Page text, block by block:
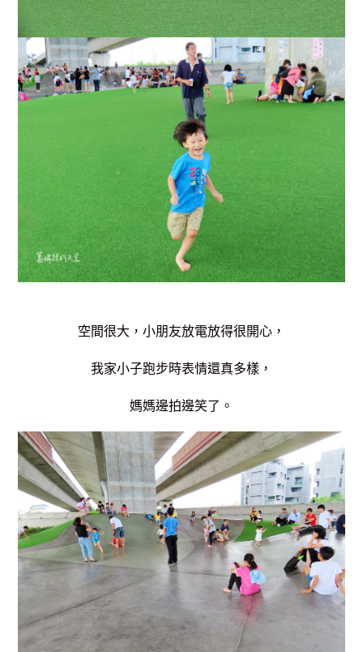
空間很大，小朋友放電放得很開心，
我家小子跑步時表情還真多樣，
媽媽邊拍邊笑了。